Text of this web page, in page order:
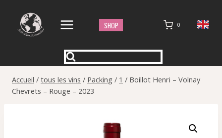
contenu
SHOP 0
Accueil / tous les vins / Packing / 1 / Boillot Henri – Volnay
Chevrets – Rouge – 2023